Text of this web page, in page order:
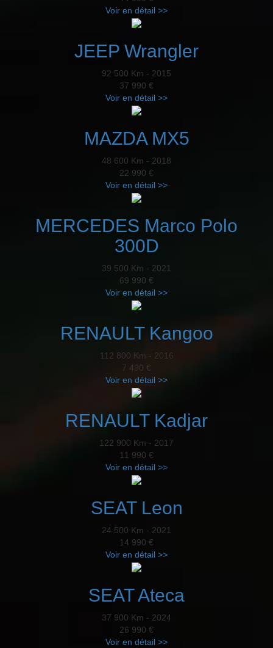
Voir en détail >>
JEEP Wrangler
92 500 Km - 2015
37 990 €
Voir en détail >>
MAZDA MX5
48 600 Km - 2018
22 990 €
Voir en détail >>
MERCEDES Marco Polo
300D
39 500 Km - 2021
69 990 €
Voir en détail >>
RENAULT Kangoo
112 800 Km - 2016
7 490 €
Voir en détail >>
RENAULT Kadjar
122 900 Km - 2017
11 990 €
Voir en détail >>
SEAT Leon
24 500 Km - 2021
14 990 €
Voir en détail >>
SEAT Ateca
37 900 Km - 2024
26 990 €
Voir en détail >>